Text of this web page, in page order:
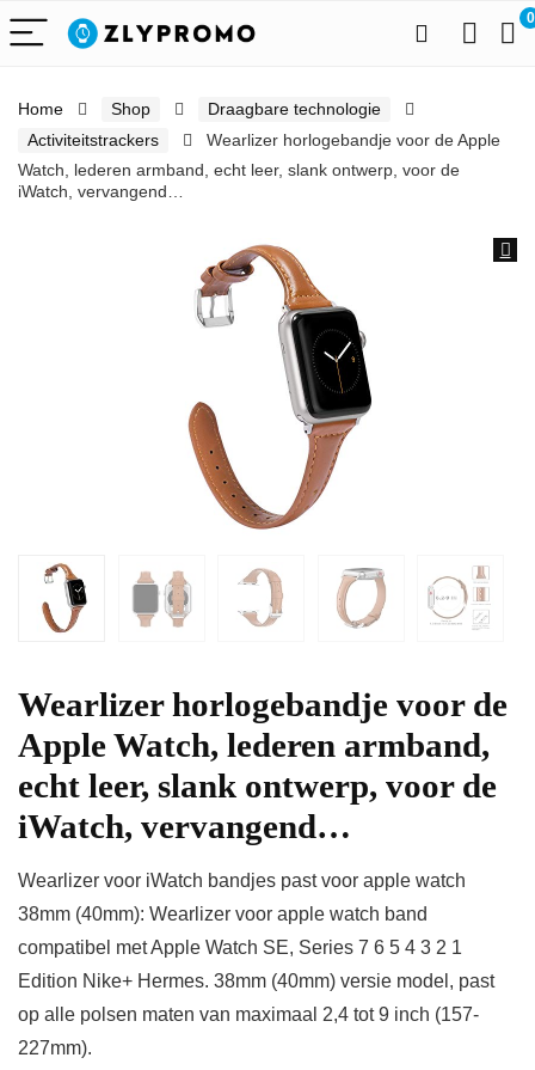
0
Home Shop
Draagbare technologie
Activiteitstrackers
Wearlizer horlogebandje voor de Apple
Watch, lederen armband, echt leer, slank ontwerp, voor de
iWatch, vervangend…
Wearlizer horlogebandje voor de
Apple Watch, lederen armband,
echt leer, slank ontwerp, voor de
iWatch, vervangend…
Wearlizer voor iWatch bandjes past voor apple watch
38mm (40mm): Wearlizer voor apple watch band
compatibel met Apple Watch SE, Series 7 6 5 4 3 2 1
Edition Nike+ Hermes. 38mm (40mm) versie model, past
op alle polsen maten van maximaal 2,4 tot 9 inch (157-
227mm).